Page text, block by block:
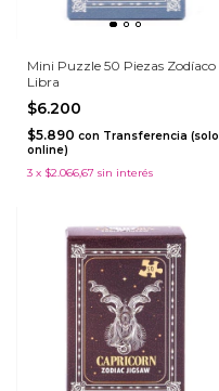
Mini Puzzle 50 Piezas Zodíaco
Libra
$6.200
$5.890 con Transferencia (solo
online)
3 x $2.066,67 sin interés